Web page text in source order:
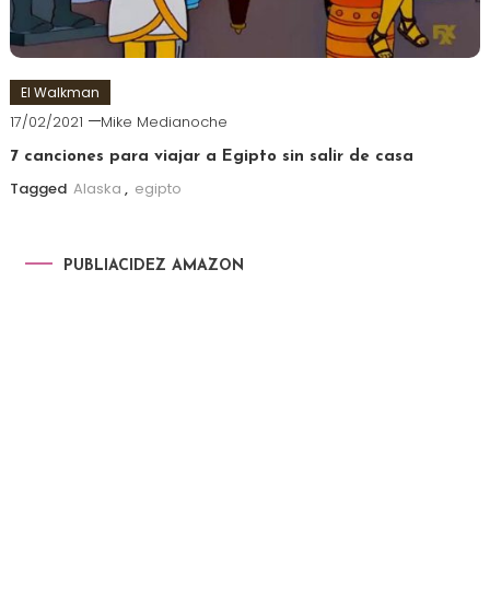
El Walkman
17/02/2021 Mike Medianoche
7 canciones para viajar a Egipto sin salir de casa
Tagged Alaska , egipto
PUBLIACIDEZ AMAZON